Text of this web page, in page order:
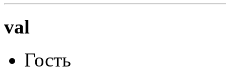
val
Гость